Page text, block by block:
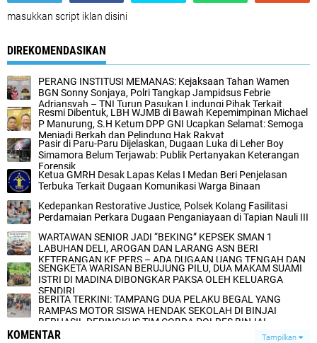
masukkan script iklan disini
DIREKOMENDASIKAN
PERANG INSTITUSI MEMANAS: Kejaksaan Tahan Wamen
BGN Sonny Sonjaya, Polri Tangkap Jampidsus Febrie
Adriansyah – TNI Turun Pasukan Lindungi Pihak Terkait
Resmi Dibentuk, LBH WJMB di Bawah Kepemimpinan Michael
P Manurung, S.H Ketum DPP GNI Ucapkan Selamat: Semoga
Menjadi Berkah dan Pelindung Hak Rakyat
Pasir di Paru-Paru Dijelaskan, Dugaan Luka di Leher Boy
Simamora Belum Terjawab: Publik Pertanyakan Keterangan
Forensik
Ketua GMRH Desak Lapas Kelas I Medan Beri Penjelasan
Terbuka Terkait Dugaan Komunikasi Warga Binaan
Kedepankan Restorative Justice, Polsek Kolang Fasilitasi
Perdamaian Perkara Dugaan Penganiayaan di Tapian Nauli III
WARTAWAN SENIOR JADI “BEKING” KEPSEK SMAN 1
LABUHAN DELI, AROGAN DAN LARANG ASN BERI
KETERANGAN KE PERS – ADA DUGAAN UANG TENGAH DAN
REKAMAN JEBAKAN
SENGKETA WARISAN BERUJUNG PILU, DUA MAKAM SUAMI
ISTRI DI MADINA DIBONGKAR PAKSA OLEH KELUARGA
SENDIRI
BERITA TERKINI: TAMPANG DUA PELAKU BEGAL YANG
RAMPAS MOTOR SISWA HENDAK SEKOLAH DI BINJAI
BERHASIL DERINGKUS TIM COBRA POLRES BINJAI
KOMENTAR Tampilkan